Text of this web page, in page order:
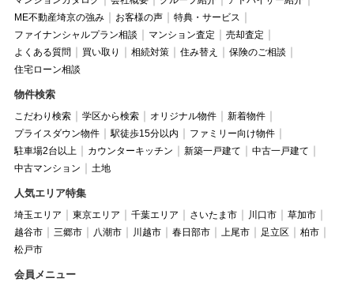
ME不動産埼京の強み
お客様の声
特典・サービス
ファイナンシャルプラン相談
マンション査定
売却査定
よくある質問
買い取り 相続対策 住み替え
保険のご相談
住宅ローン相談
物件検索
こだわり検索 学区から検索 オリジナル物件
新着物件
プライスダウン物件
駅徒歩15分以内
ファミリー向け物件
駐車場2台以上
カウンターキッチン 新築一戸建て
中古一戸建て
中古マンション
土地
人気エリア特集
埼玉エリア 東京エリア 千葉エリア さいたま市 川口市
草加市
越谷市
三郷市 八潮市 川越市 春日部市 上尾市 足立区
柏市
松戸市
会員メニュー